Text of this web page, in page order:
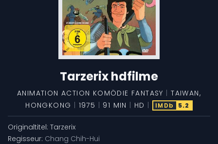
Tarzerix hdfilme
ANIMATION ACTION KOMÖDIE FANTASY | TAIWAN,
HONGKONG | 1975 | 91 MIN | HD | IMDb 5.2
Originaltitel: Tarzerix
Regisseur: Chang Chih-Hui